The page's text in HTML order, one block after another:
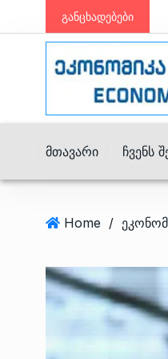
განცხადებები
Მთავარი Ჩვენს
Home /